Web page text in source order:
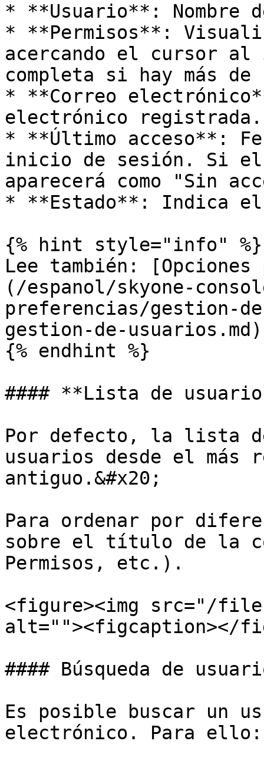
* **Usuario**: Nombre
* **Permisos**:
acercando el cursor
completa si hay más
* **Correo
electrónico registrada.
* **Último acceso**:
inicio de sesión. Si el
aparecerá como "Sin
* **Estado**: Indica
{% hint style="info" %}
Lee también:
(/espanol/skyone-
preferencias/gestion-
gestion-de-
{% endhint %}
#### **Lista de
Por defecto, la lista
usuarios desde el más
antiguo.&#x20;
Para ordenar por
sobre el título de la
Permisos, etc.).
<figure><img src="/files/
alt=""><figcaption></
#### Búsqueda de
Es posible buscar un
electrónico. Para ello: